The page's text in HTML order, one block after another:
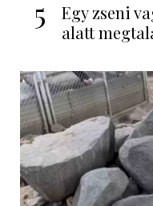
5
Egy zseni
alatt